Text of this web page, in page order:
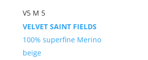
V5 M 5
VELVET SAINT FIELDS
100% superfine Merino
beige